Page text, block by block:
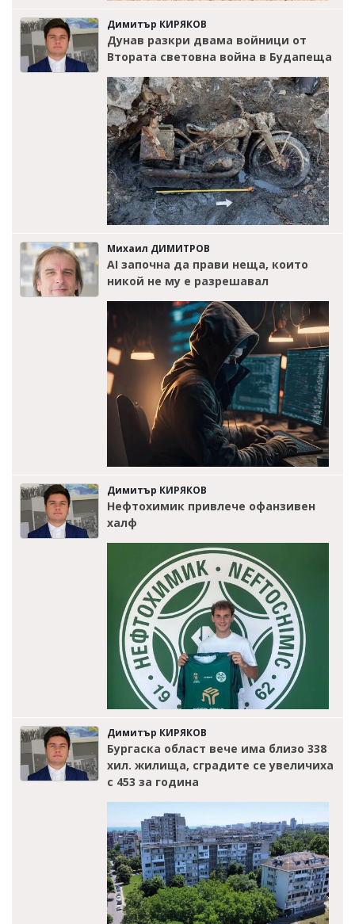
Димитър КИРЯКОВ
Дунав разкри двама войници от
Втората световна война в Будапеща
Михаил ДИМИТРОВ
AI започна да прави неща, които
никой не му е разрешавал
Димитър КИРЯКОВ
Нефтохимик привлече офанзивен
халф
Димитър КИРЯКОВ
Бургаска област вече има близо 338
хил. жилища, сградите се увеличиха
с 453 за година